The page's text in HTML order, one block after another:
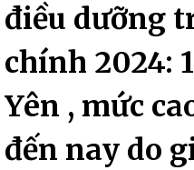
điều dưỡng
chính 2024:
Yên , mức
đến nay do